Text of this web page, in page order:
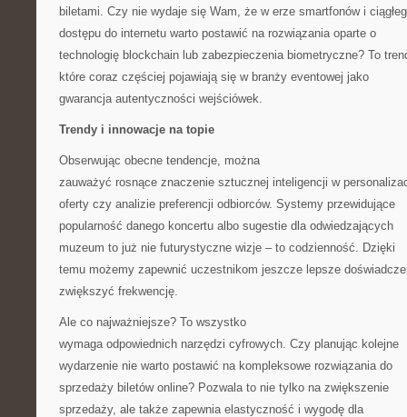
biletami. Czy nie wydaje się Wam, że w erze smartfonów i
dostępu do internetu warto postawić na rozwiązania oparte o
technologię blockchain lub zabezpieczenia biometryczne? To
które coraz częściej pojawiają się w branży eventowej jako
gwarancja autentyczności wejściówek.
Trendy i innowacje na topie
Obserwując obecne tendencje, można
zauważyć rosnące znaczenie sztucznej inteligencji w
oferty czy analizie preferencji odbiorców. Systemy przewidujące
popularność danego koncertu albo sugestie dla odwiedzających
muzeum to już nie futurystyczne wizje – to codzienność. Dzięki
temu możemy zapewnić uczestnikom jeszcze lepsze
zwiększyć frekwencję.
Ale co najważniejsze? To wszystko
wymaga odpowiednich narzędzi cyfrowych. Czy planując kolejne
wydarzenie nie warto postawić na kompleksowe rozwiązania do
sprzedaży biletów online? Pozwala to nie tylko na zwiększenie
sprzedaży, ale także zapewnia elastyczność i wygodę dla